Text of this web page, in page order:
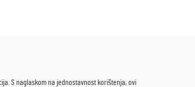
S naglaskom na jednostavnost korištenja, ovi